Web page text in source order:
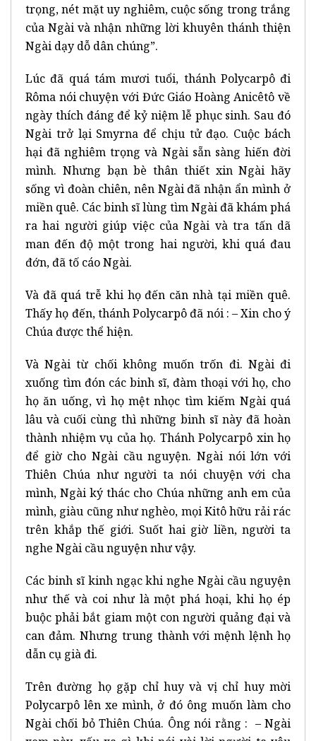
trọng, nét mặt uy nghiêm, cuộc sống trong trắng
của Ngài và nhận những lời khuyên thánh thiện
Ngài dạy dỗ dân chúng”.
Lúc đã quá tám mươi tuổi, thánh Polycarpô đi
Rôma nói chuyện với Đức Giáo Hoàng Anicêtô về
ngày thích đáng để kỷ niệm lễ phục sinh. Sau đó
Ngài trở lại Smyrna để chịu tử đạo. Cuộc bách
hại đã nghiêm trọng và Ngài sẵn sàng hiến đời
mình. Nhưng bạn bè thân thiết xin Ngài hãy
sống vì đoàn chiên, nên Ngài đã nhận ẩn mình ở
miền quê. Các binh sĩ lùng tìm Ngài đã khám phá
ra hai người giúp việc của Ngài và tra tấn dã
man đến độ một trong hai người, khi quá đau
đớn, đã tố cáo Ngài.
Và đã quá trễ khi họ đến căn nhà tại miền quê.
Thấy họ đến, thánh Polycarpô đã nói : – Xin cho ý
Chúa được thể hiện.
Và Ngài từ chối không muốn trốn đi. Ngài đi
xuống tìm đón các binh sĩ, đàm thoại với họ, cho
họ ăn uống, vì họ mệt nhọc tìm kiếm Ngài quá
lâu và cuối cùng thì những binh sĩ này đã hoàn
thành nhiệm vụ của họ. Thánh Polycarpô xin họ
để giờ cho Ngài cầu nguyện. Ngài nói lớn với
Thiên Chúa như người ta nói chuyện với cha
mình, Ngài ký thác cho Chúa những anh em của
mình, giàu cũng như nghèo, mọi Kitô hữu rải rác
trên khắp thế giới. Suốt hai giờ liền, người ta
nghe Ngài cầu nguyện như vậy.
Các binh sĩ kinh ngạc khi nghe Ngài cầu nguyện
như thế và coi như là một phá hoại, khi họ ép
buộc phải bắt giam một con người quảng đại và
can đảm. Nhưng trung thành với mệnh lệnh họ
dẫn cụ già đi.
Trên đường họ gặp chỉ huy và vị chỉ huy mời
Polycarpô lên xe mình, ở đó ông muốn làm cho
Ngài chối bỏ Thiên Chúa. Ông nói rằng : – Ngài